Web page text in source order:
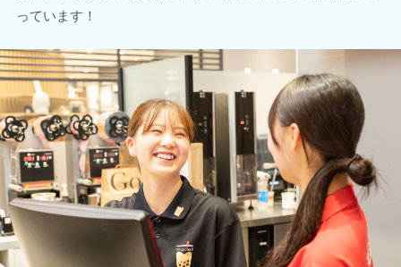
っています！